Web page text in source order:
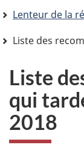
Lenteur de la
Liste des
Liste
qui
2018